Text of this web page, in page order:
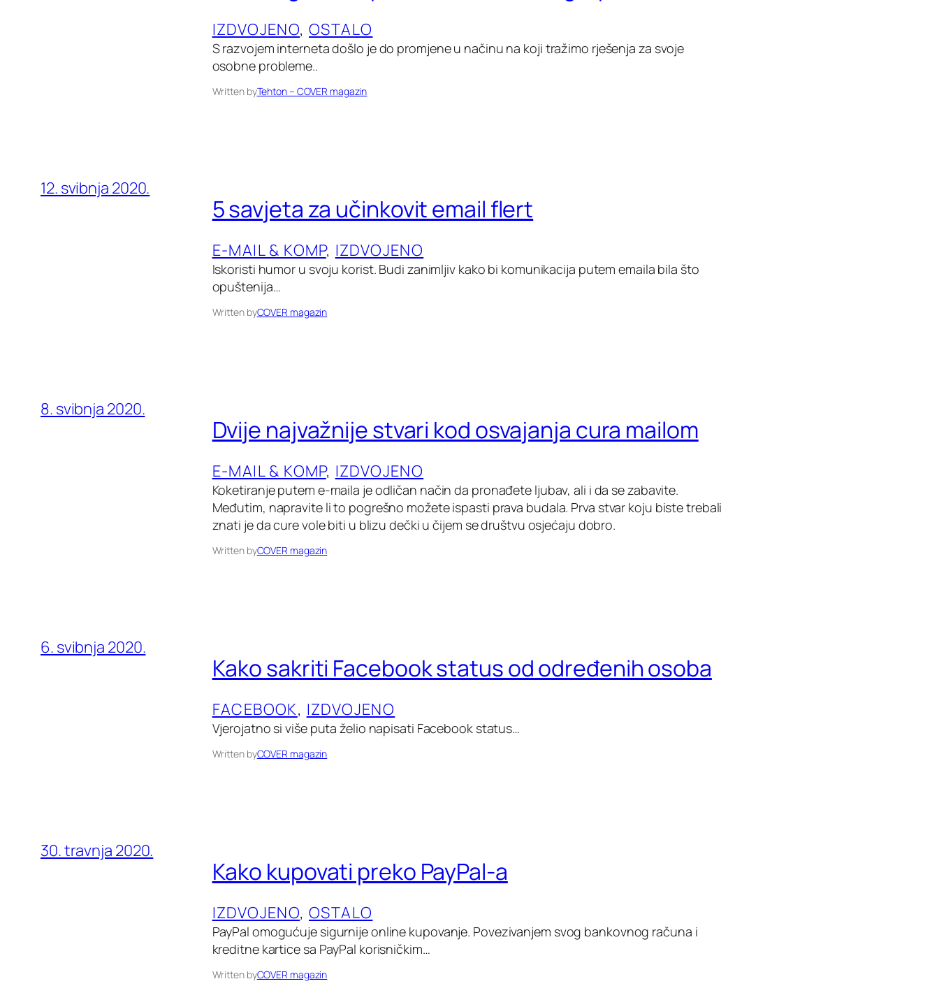
IZDVOJENO, OSTALO
S razvojem interneta došlo je do promjene u načinu na koji tražimo rješenja za svoje
osobne probleme..
Written byTehton – COVER magazin
12. svibnja 2020.
5 savjeta za učinkovit email flert
E-MAIL & KOMP, IZDVOJENO
Iskoristi humor u svoju korist. Budi zanimljiv kako bi komunikacija putem emaila bila što
opuštenija…
Written byCOVER magazin
8. svibnja 2020.
Dvije najvažnije stvari kod osvajanja cura mailom
E-MAIL & KOMP, IZDVOJENO
Koketiranje putem e-maila je odličan način da pronađete ljubav, ali i da se zabavite.
Međutim, napravite li to pogrešno možete ispasti prava budala. Prva stvar koju biste trebali
znati je da cure vole biti u blizu dečki u čijem se društvu osjećaju dobro.
Written byCOVER magazin
6. svibnja 2020.
Kako sakriti Facebook status od određenih osoba
FACEBOOK, IZDVOJENO
Vjerojatno si više puta želio napisati Facebook status…
Written byCOVER magazin
30. travnja 2020.
Kako kupovati preko PayPal-a
IZDVOJENO, OSTALO
PayPal omogućuje sigurnije online kupovanje. Povezivanjem svog bankovnog računa i
kreditne kartice sa PayPal korisničkim…
Written byCOVER magazin